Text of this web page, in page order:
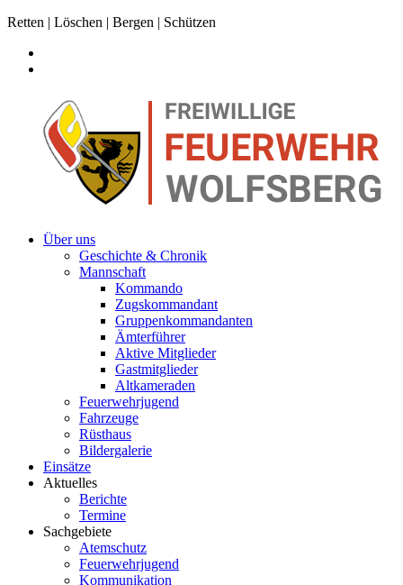
Retten | Löschen | Bergen | Schützen
Über uns
Geschichte & Chronik
Mannschaft
Kommando
Zugskommandant
Gruppenkommandanten
Ämterführer
Aktive Mitglieder
Gastmitglieder
Altkameraden
Feuerwehrjugend
Fahrzeuge
Rüsthaus
Bildergalerie
Einsätze
Aktuelles
Berichte
Termine
Sachgebiete
Atemschutz
Feuerwehrjugend
Kommunikation